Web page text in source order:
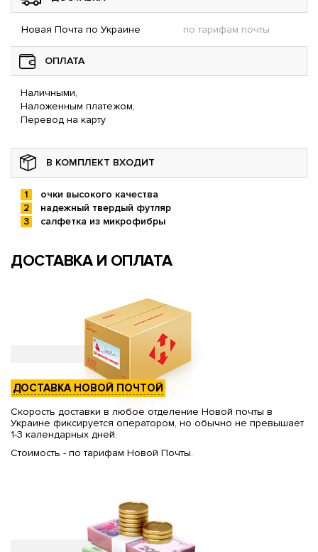
Новая Почта по Украине по тарифам почты
ОПЛАТА
Наличными,
Наложенным платежом,
Перевод на карту
В КОМПЛЕКТ ВХОДИТ
очки высокого качества
надежный твердый футляр
салфетка из микрофибры
ДОСТАВКА И ОПЛАТА
ДОСТАВКА НОВОЙ ПОЧТОЙ
Скорость доставки в любое отделение Новой почты в
Украине фиксируется оператором, но обычно не превышает
1-3 календарных дней.
Стоимость - по тарифам Новой Почты.